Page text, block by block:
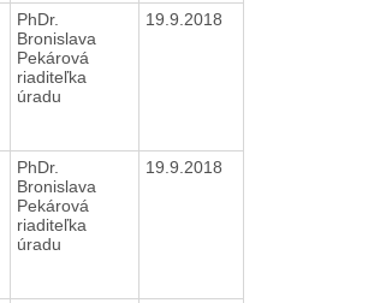
PhDr.
Bronislava
Pekárová
riaditeľka
úradu
19.9.2018
PhDr.
Bronislava
Pekárová
riaditeľka
úradu
19.9.2018